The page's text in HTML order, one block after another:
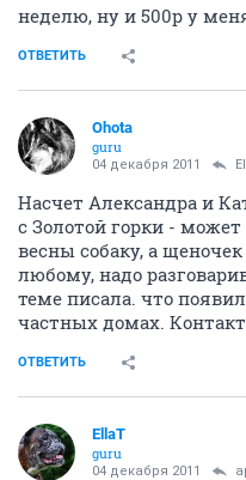
неделю, ну и 500р у
ОТВЕТИТЬ
Ohota
guru
04 декабря 2011
Насчет Александра и
с Золотой горки -
весны собаку, а
любому, надо
теме писала. что
частных домах.
ОТВЕТИТЬ
EllaT
guru
04 декабря 2011